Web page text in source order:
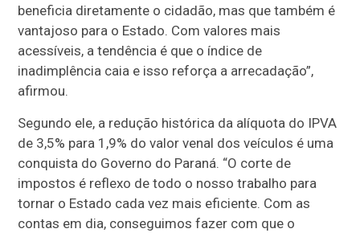
beneficia diretamente o cidadão, mas que também é
vantajoso para o Estado. Com valores mais
acessíveis, a tendência é que o índice de
inadimplência caia e isso reforça a arrecadação”,
afirmou.
Segundo ele, a redução histórica da alíquota do IPVA
de 3,5% para 1,9% do valor venal dos veículos é uma
conquista do Governo do Paraná. “O corte de
impostos é reflexo de todo o nosso trabalho para
tornar o Estado cada vez mais eficiente. Com as
contas em dia, conseguimos fazer com que o